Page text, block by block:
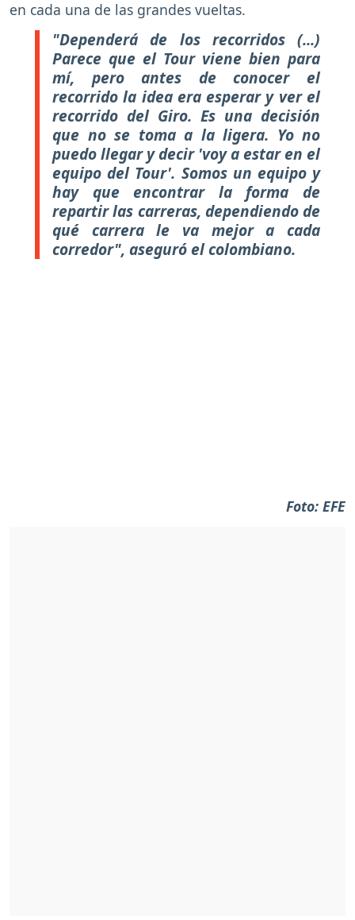
en cada una de las grandes vueltas.
"Dependerá de los recorridos (...)
Parece que el Tour viene bien para
mí, pero antes de conocer el
recorrido la idea era esperar y ver el
recorrido del Giro. Es una decisión
que no se toma a la ligera. Yo no
puedo llegar y decir 'voy a estar en el
equipo del Tour'. Somos un equipo y
hay que encontrar la forma de
repartir las carreras, dependiendo de
qué carrera le va mejor a cada
corredor", aseguró el colombiano.
Foto: EFE